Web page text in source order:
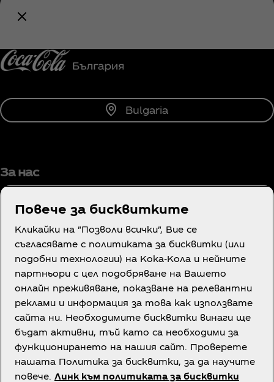
всичко свързано с Coca‑Cola!
Bulgaria
За нас
Имате нужда от помощ?
Правна информация
Повече за бисквитките
Кликайки на "Позволи всички", Вие се
съгласявате с политиката за бисквитки (или
подобни технологии) на Кока-Кола и нейните
партньори с цел подобряване на Вашето
онлайн преживяване, показване на релевантни
реклами и информация за това как използвате
сайта ни. Необходимите бисквитки винаги ще
бъдат активни, тъй като са необходими за
функционирането на нашия сайт. Проверете
нашата Политика за бисквитки, за да научите
повече. Линк към политиката за бисквитки